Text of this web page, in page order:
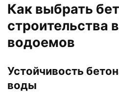
Как выбрать
строительства
водоемов
Устойчивость
воды